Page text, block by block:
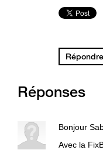
Réponses
Bonjour
Avec la